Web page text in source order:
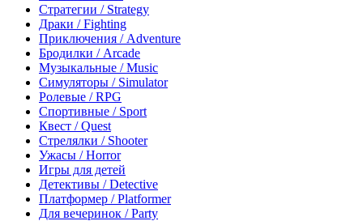
Стратегии / Strategy
Драки / Fighting
Приключения / Adventure
Бродилки / Arcade
Музыкальные / Music
Симуляторы / Simulator
Ролевые / RPG
Спортивные / Sport
Квест / Quest
Стрелялки / Shooter
Ужасы / Horror
Игры для детей
Детективы / Detective
Платформер / Platformer
Для вечеринок / Party